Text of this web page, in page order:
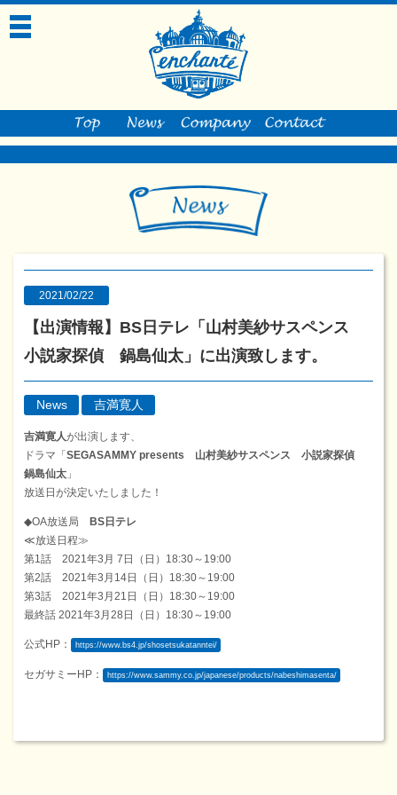
toggle
2021/02/22
【出演情報】BS日テレ「山村美紗サスペンス
小説家探偵 鍋島仙太」に出演致します。
News 吉満寛人
吉満寛人が出演します、
ドラマ「 SEGASAMMY presents 山村美紗サスペンス 小説家探偵
鍋島仙太 」
放送日が決定いたしました！
◆OA放送局
BS日テレ
≪放送日程≫
第1話 2021年3月 7日（日）18:30～19:00
第2話 2021年3月14日（日）18:30～19:00
第3話 2021年3月21日（日）18:30～19:00
最終話 2021年3月28日（日）18:30～19:00
公式HP： https://www.bs4.jp/shosetsukatanntei/
セガサミーHP： https://www.sammy.co.jp/japanese/products/nabeshimasenta/